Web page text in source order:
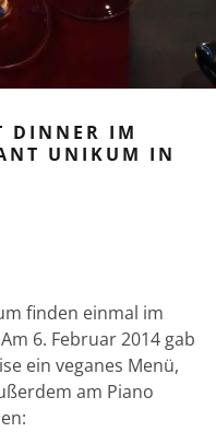
DINNER IM
UNIKUM IN
finden einmal im
6. Februar 2014 gab
ein veganes Menü,
am Piano